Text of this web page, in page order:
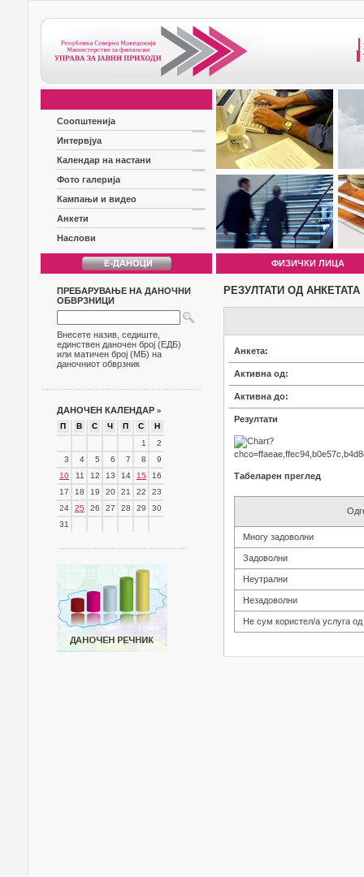
Соопштенија
Интервјуа
Календар на настани
Фото галерија
Кампањи и видео
Анкети
Наслови
ФИЗИЧКИ ЛИЦА
ПРЕБАРУВАЊЕ НА ДАНОЧНИ
ОБВРЗНИЦИ
Внесете назив, седиште,
единствен даночен број (ЕДБ)
или матичен број (МБ) на
даночниот обврзник
ДАНОЧЕН КАЛЕНДАР »
П В С Ч П С
Н
1
2
3
4 5 6 7 8
9
10
11 12 13 14 15
16
17
18 19 20 21 22
23
24
25 26 27 28 29
30
31
РЕЗУЛТАТИ ОД АНКЕТАТА
Анкета:
Активна од:
Активна до:
Резултати
Табеларен преглед
Многу задоволни
Задоволни
Неутрални
Незадоволни
Не сум користел/а услуга од